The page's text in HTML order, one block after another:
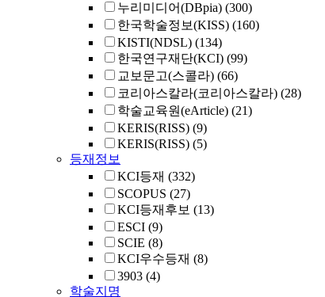
누리미디어(DBpia) (300)
한국학술정보(KISS) (160)
KISTI(NDSL) (134)
한국연구재단(KCI) (99)
교보문고(스콜라) (66)
코리아스칼라(코리아스칼라) (28)
학술교육원(eArticle) (21)
KERIS(RISS) (9)
KERIS(RISS) (5)
등재정보
KCI등재 (332)
SCOPUS (27)
KCI등재후보 (13)
ESCI (9)
SCIE (8)
KCI우수등재 (8)
3903 (4)
학술지명